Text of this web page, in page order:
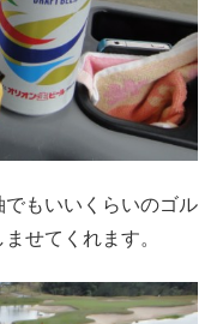
もいいくらいのゴル
せてくれます。